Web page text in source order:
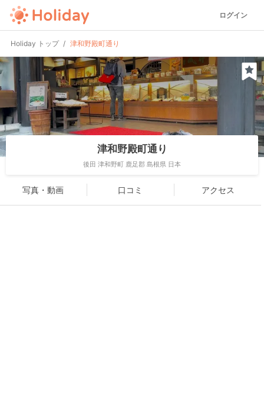
ログイン
Holiday トップ 津和野殿町通り
津和野殿町通り
後田 津和野町 鹿足郡 島根県 日本
写真・動画 口コミ アクセス